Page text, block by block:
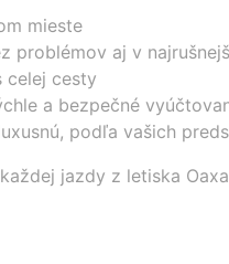
mieste
problémov aj v
celej cesty
a bezpečné
podľa vašich
jazdy z letiska